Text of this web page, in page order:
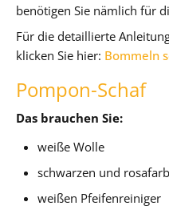
benötigen Sie nämlich für
Für die detaillierte
klicken Sie hier: Bommeln
Pompon-Schaf
Das brauchen Sie:
weiße Wolle
schwarzen und
weißen Pfeifenreiniger